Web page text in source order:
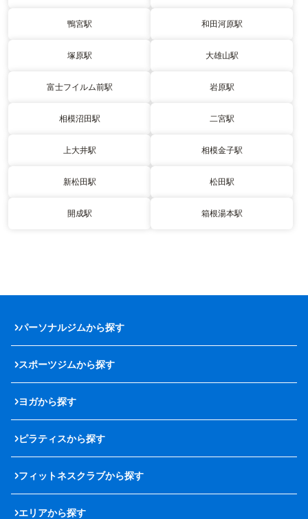
鴨宮駅 和田河原駅
塚原駅 大雄山駅
富士フイルム前駅 岩原駅
相模沼田駅 二宮駅
上大井駅 相模金子駅
新松田駅 松田駅
開成駅 箱根湯本駅
パーソナルジムから探す
スポーツジムから探す
ヨガから探す
ピラティスから探す
フィットネスクラブから探す
エリアから探す